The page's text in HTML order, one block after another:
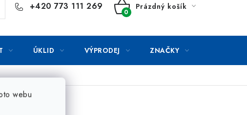
webu
+420 773 111 269
NÁKUPNÍ
Prázdný košík
ÚKLID VÝPRODEJ ZNAČKY